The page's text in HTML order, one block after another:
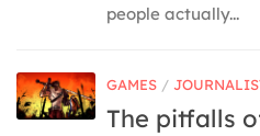
people actually...
GAMES /
The pitfalls